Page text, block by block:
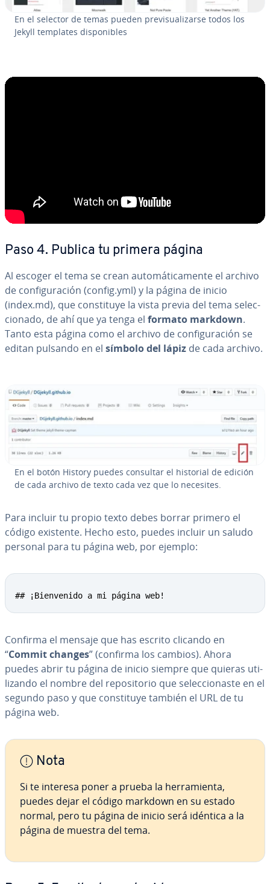
En el selector de temas pueden pre­vi­sua­li­zar­se todos los
Jekyll templates di­s­po­ni­bles
Paso 4. Publica tu primera página
Al escoger el tema se crean au­to­má­ti­ca­me­n­te el archivo
de co­n­fi­gu­ra­ción (config.yml) y la página de inicio
(index.md), que co­n­s­ti­tu­ye la vista previa del tema se­le­c­
cio­na­do, de ahí que ya tenga el formato markdown.
Tanto esta página como el archivo de co­n­fi­gu­ra­ción se
editan pulsando en el símbolo del lápiz de cada archivo.
En el botón History puedes consultar el historial de edición
de cada archivo de texto cada vez que lo necesites.
Para incluir tu propio texto debes borrar primero el
código existente. Hecho esto, puedes incluir un saludo
personal para tu página web, por ejemplo:
## ¡Bienvenido a mi página web!
Confirma el mensaje que has escrito clicando en
“Commit changes” (confirma los cambios). Ahora
puedes abrir tu página de inicio siempre que quieras uti­
li­za­n­do el nombre del re­po­si­to­rio que se­le­c­cio­na­s­te en el
segundo paso y que co­n­s­ti­tu­ye también el URL de tu
página web.
Nota
Si te interesa poner a prueba la he­rra­mie­n­ta,
puedes dejar el código markdown en su estado
normal, pero tu página de inicio será idéntica a la
página de muestra del tema.